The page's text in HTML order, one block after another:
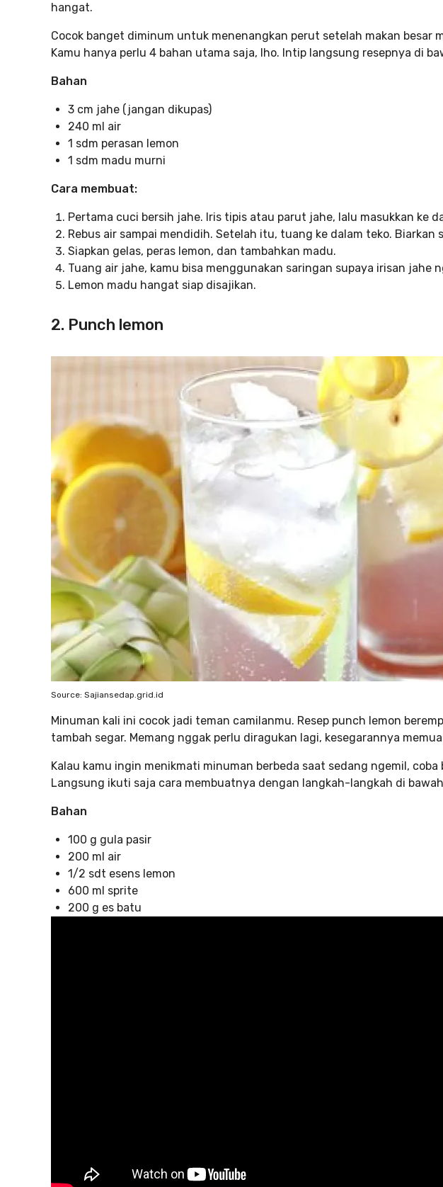
hangat.
Cocok banget diminum untuk menenangkan perut setelah makan besar
Kamu hanya perlu 4 bahan utama saja, lho. Intip langsung resepnya di
Bahan
3 cm jahe (jangan dikupas)
240 ml air
1 sdm perasan lemon
1 sdm madu murni
Cara membuat:
Pertama cuci bersih jahe. Iris tipis atau parut jahe, lalu masukkan ke
Rebus air sampai mendidih. Setelah itu, tuang ke dalam teko. Biarkan
Siapkan gelas, peras lemon, dan tambahkan madu.
Tuang air jahe, kamu bisa menggunakan saringan supaya irisan jahe
Lemon madu hangat siap disajikan.
2. Punch lemon
Source: Sajiansedap.grid.id
Minuman kali ini cocok jadi teman camilanmu. Resep punch lemon
tambah segar. Memang nggak perlu diragukan lagi, kesegarannya
Kalau kamu ingin menikmati minuman berbeda saat sedang ngemil,
Langsung ikuti saja cara membuatnya dengan langkah-langkah di
Bahan
100 g gula pasir
200 ml air
1/2 sdt esens lemon
600 ml sprite
200 g es batu